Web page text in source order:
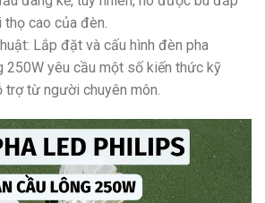
cao của đèn.
Lắp đặt và cấu hình đèn pha
250W yêu cầu một số kiến thức kỹ
từ người chuyên môn.